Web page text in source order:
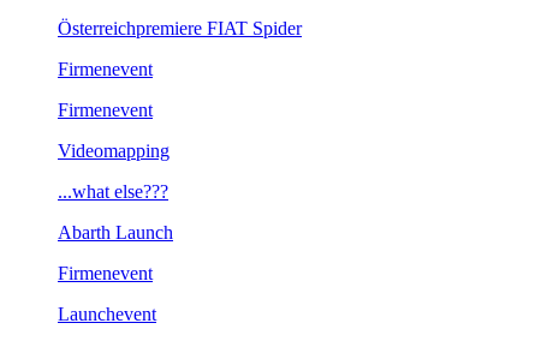
Österreichpremiere FIAT Spider
Firmenevent
Firmenevent
Videomapping
...what else???
Abarth Launch
Firmenevent
Launchevent